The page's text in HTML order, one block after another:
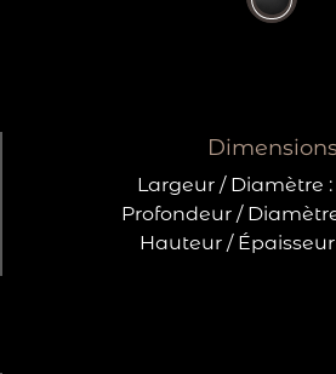
Largeur / Diamètre :
Profondeur /
Hauteur / Épaisseur